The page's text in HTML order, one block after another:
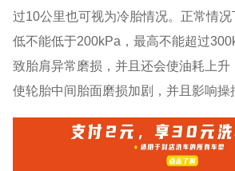
过10公里也可视为冷胎情况。正常情
低不能低于200kPa，最高不能超过
致胎肩异常磨损，并且还会使油耗上升
使轮胎中间胎面磨损加剧，并且影响操